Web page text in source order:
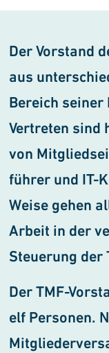
Der Vorstand
aus
Bereich
Vertreten sind
von
führer und IT-
Weise gehen
Arbeit in der
Steuerung der
Der TMF-
elf Personen.